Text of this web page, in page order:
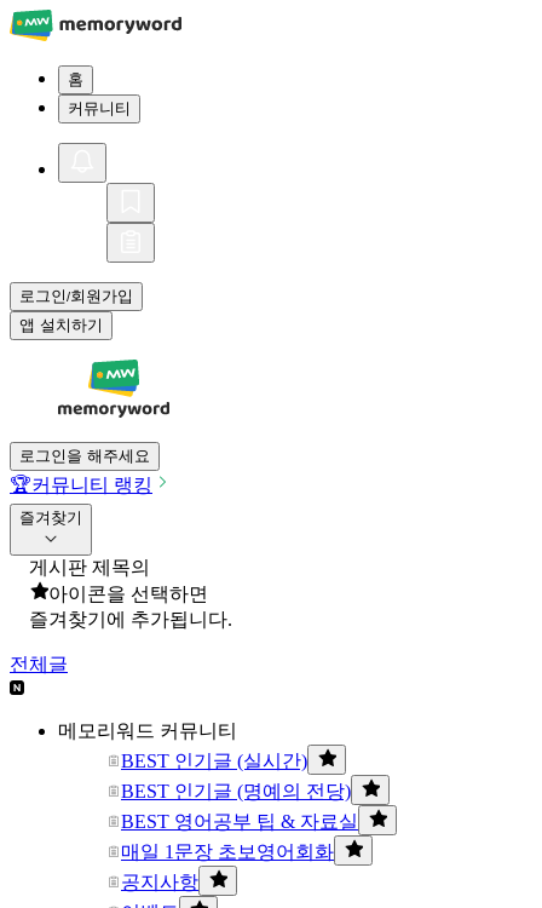
홈
커뮤니티
로그인/회원가입
앱 설치하기
로그인을 해주세요
🏆커뮤니티 랭킹
즐겨찾기
게시판 제목의
아이콘을 선택하면
즐겨찾기에 추가됩니다.
전체글
메모리워드 커뮤니티
BEST 인기글 (실시간)
BEST 인기글 (명예의 전당)
BEST 영어공부 팁 & 자료실
매일 1문장 초보영어회화
공지사항